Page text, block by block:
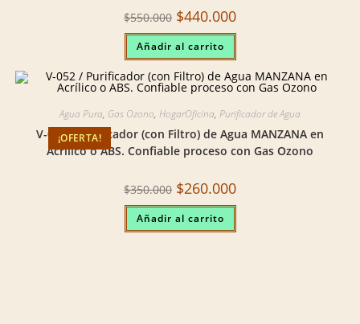
$550.000 Original
price
was:
$550.000.
$440.000Current
is:
Añadir al carrito
¡OFERTA!
Agua Pura, Gas Ozono, HogarOficina, Purificador de Agua
V-052 / Purificador (con Filtro) de Agua MANZANA en
Acrílico o ABS. Confiable proceso con Gas Ozono
$350.000 Original
price
was:
$350.000.
$260.000Current
is:
Añadir al carrito